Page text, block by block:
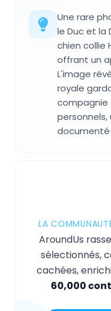
Une rare
le Duc et la
chien collie
offrant un
L'image
royale
compagnie
LA
AroundUs
sélectionnés,
cachées,
60,000